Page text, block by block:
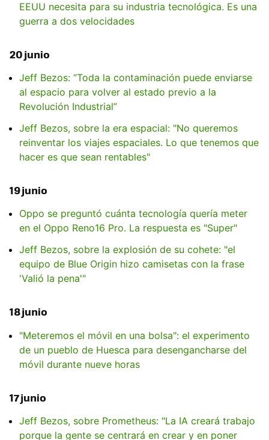
EEUU necesita para su industria tecnológica. Es una
guerra a dos velocidades
20 junio
Jeff Bezos: “Toda la contaminación puede enviarse
al espacio para volver al estado previo a la
Revolución Industrial”
Jeff Bezos, sobre la era espacial: "No queremos
reinventar los viajes espaciales. Lo que tenemos que
hacer es que sean rentables"
19 junio
Oppo se preguntó cuánta tecnología quería meter
en el Oppo Reno16 Pro. La respuesta es "Super"
Jeff Bezos, sobre la explosión de su cohete: "el
equipo de Blue Origin hizo camisetas con la frase
'Valió la pena'"
18 junio
"Meteremos el móvil en una bolsa": el experimento
de un pueblo de Huesca para desengancharse del
móvil durante nueve horas
17 junio
Jeff Bezos, sobre Prometheus: "La IA creará trabajo
porque la gente se centrará en crear y en poner